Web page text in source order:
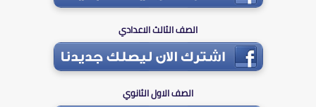
الصف الثالث الاعدادي
الصف الاول الثانوي